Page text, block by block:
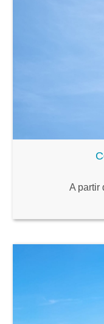
A partir